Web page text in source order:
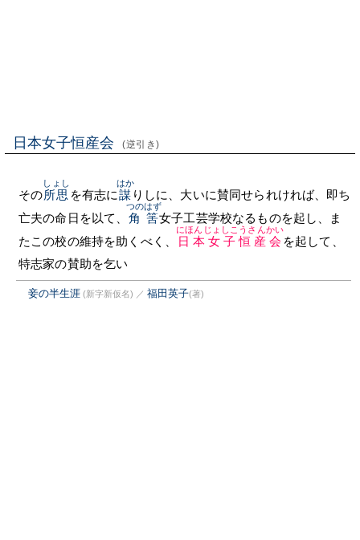
日本女子恒産会 (逆引き)
その所思
しょし
を有志に謀
はか
りしに、大いに賛同せられければ、即ち
亡夫の命日を以て、 角筈
つのはず
女子工芸学校なるものを起し、ま
たこの校の維持を助くべく、
日本女子恒産会
にほんじょしこうさんかい
を起して、
特志家の賛助を乞い
妾の半生涯 (新字新仮名) ／ 福田英子(著)